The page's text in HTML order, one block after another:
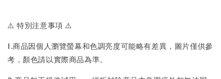
⚠️ 特別注意事項 ⚠️
1.商品因個人瀏覽螢幕和色調亮度可能略有差異，圖片僅供參
考，顏色請以實際商品為準。